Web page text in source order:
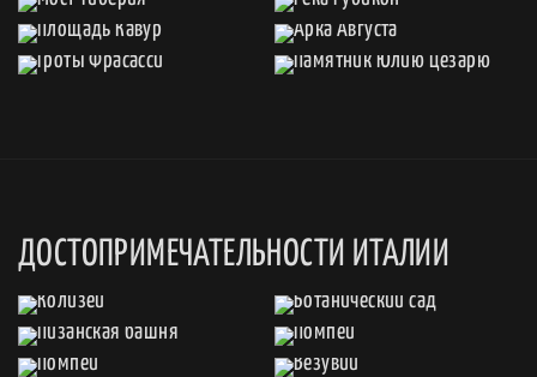
ДОСТОПРИМЕЧАТЕЛЬНОСТИ ИТАЛИИ